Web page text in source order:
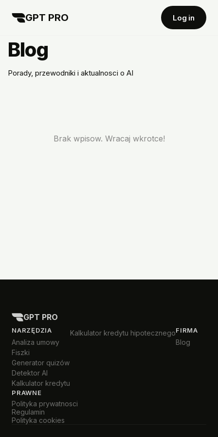
GPT PRO Log in
Blog
Porady, przewodniki i aktualnosci o AI
Brak wpisow. Wracaj wkrotce!
GPT PRO
NARZĘDZIA
Analiza umowy
Fiszki
Generator quizów
Detektor AI
Kalkulator kredytu
Kalkulator kredytu hipotecznegoFIRMA
Blog
PRAWNE
Polityka prywatnosci
Regulamin
Polityka cookies